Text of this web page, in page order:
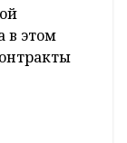
в этом